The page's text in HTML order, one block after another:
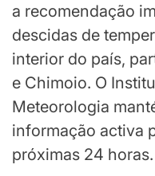
a recomendação
descidas de
interior do país,
e Chimoio. O
Meteorologia
informação activa
próximas 24 horas.